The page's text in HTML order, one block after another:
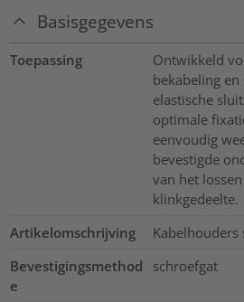
Basisgegevens
Toepassing
Ontwikkeld
bekabeling en
elastische
optimale
eenvoudig
bevestigde
van het
klinkgedeelte.
Artikelomschrijving
Kabelhouders
Bevestigingsmethod
e
schroefgat